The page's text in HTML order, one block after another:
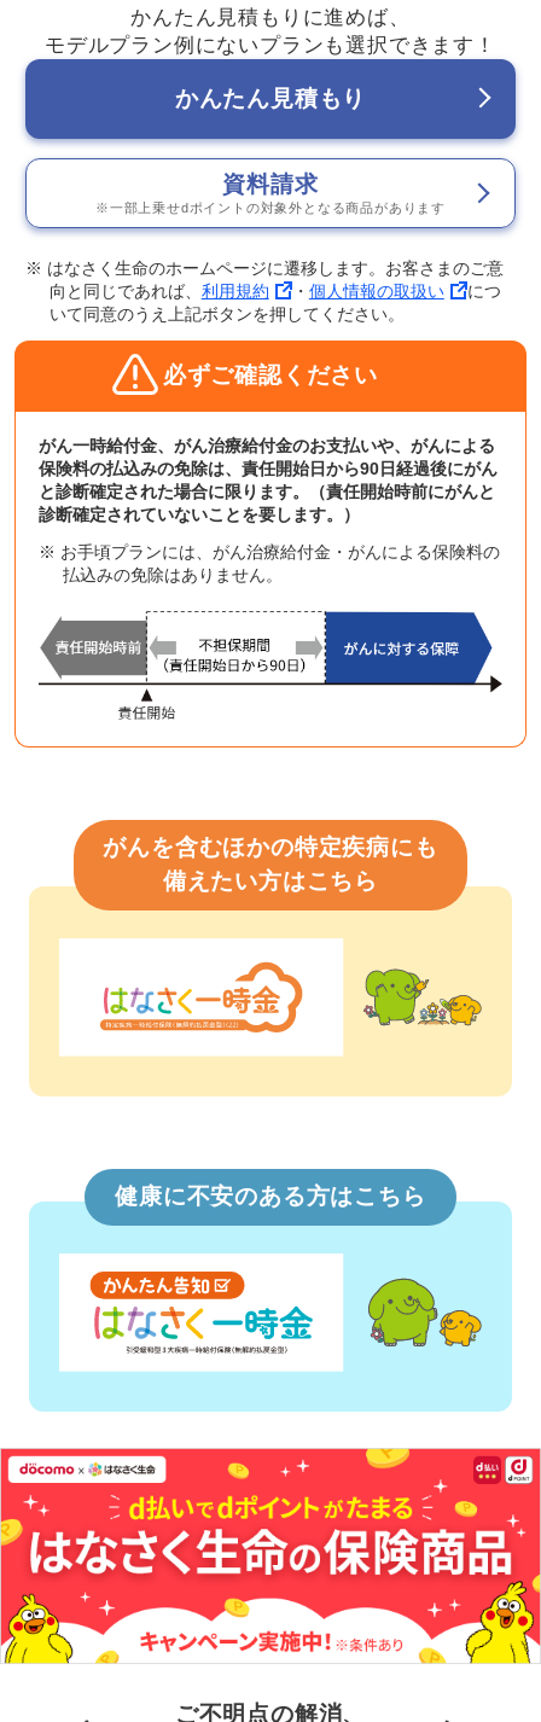
かんたん見積もりに進めば、
モデルプラン例にないプランも選択できます！
かんたん見積もり
資料請求
※一部上乗せdポイントの対象外となる商品があります
※ はなさく生命のホームページに遷移します。お客さまのご意
向と同じであれば、 利用規約 ・ 個人情報の取扱い
につ
いて同意のうえ上記ボタンを押してください。
必ずご確認ください
がん一時給付金、がん治療給付金のお支払いや、がんによる
保険料の払込みの免除は、責任開始日から90日経過後にがん
と診断確定された場合に限ります。（責任開始時前にがんと
診断確定されていないことを要します。）
※ お手頃プランには、がん治療給付金・がんによる保険料の
払込みの免除はありません。
がんを含むほかの特定疾病にも
備えたい方はこちら
健康に不安のある方はこちら
ご不明点の解消、